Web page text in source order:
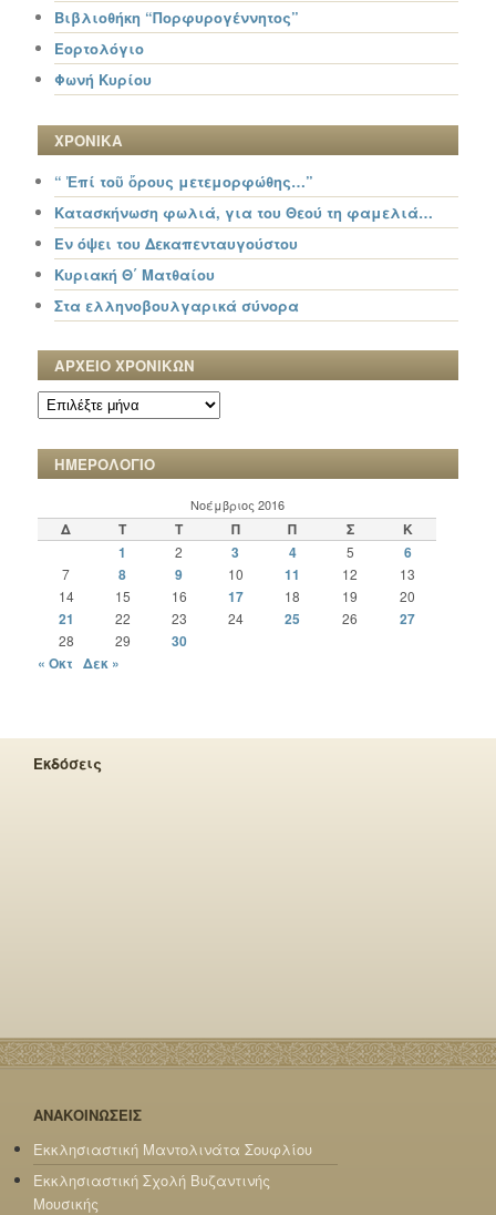
Βιβλιοθήκη “Πορφυρογέννητος”
Εορτολόγιο
Φωνή Κυρίου
ΧΡΟΝΙΚΑ
“ Ἐπί τοῦ ὄρους μετεμορφώθης…”
Κατασκήνωση φωλιά, για του Θεού τη φαμελιά…
Εν όψει του Δεκαπενταυγούστου
Κυριακή Θ΄ Ματθαίου
Στα ελληνοβουλγαρικά σύνορα
ΑΡΧΕΙΟ ΧΡΟΝΙΚΩΝ
ΑΡΧΕΙΟ
ΧΡΟΝΙΚΩΝ
ΗΜΕΡΟΛΟΓΙΟ
Νοέμβριος 2016
Δ Τ Τ Π Π Σ
Κ
1
2 3 4 5 6
7 8 9 10 11 12
13
14
15 16 17 18 19 20
21 22 23 24 25 26 27
28 29
30
« Οκτ Δεκ »
Εκδόσεις
ΑΝΑΚΟΙΝΩΣΕΙΣ
Εκκλησιαστική Μαντολινάτα Σουφλίου
Εκκλησιαστική Σχολή Βυζαντινής
Μουσικής